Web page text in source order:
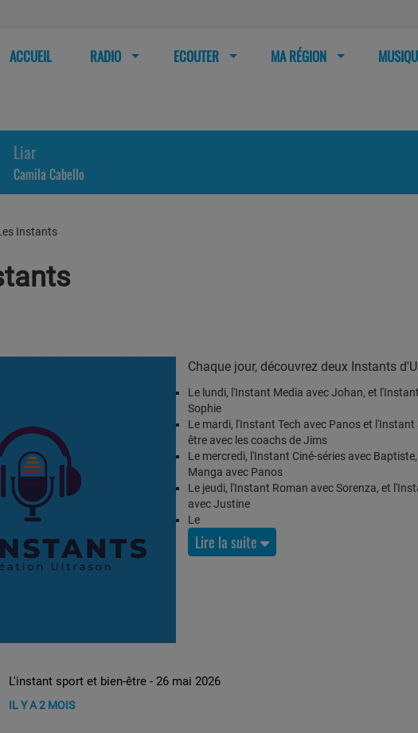
ACCUEIL RADIO ECOUTER MA RÉGION
Liar
Camila Cabello
Instants
Chaque jour, découvrez deux Instants
Le lundi, l'Instant Media avec Johan, et
Sophie
Le mardi, l'Instant Tech avec Panos et l'Instant
être avec les coachs de Jims
Le mercredi, l'Instant Ciné-séries avec
Manga avec Panos
Le jeudi, l'Instant Roman avec Sorenza, et
avec Justine
Le
Lire la suite
L'instant sport et bien-être - 26 mai 2026
IL Y A 2 MOIS